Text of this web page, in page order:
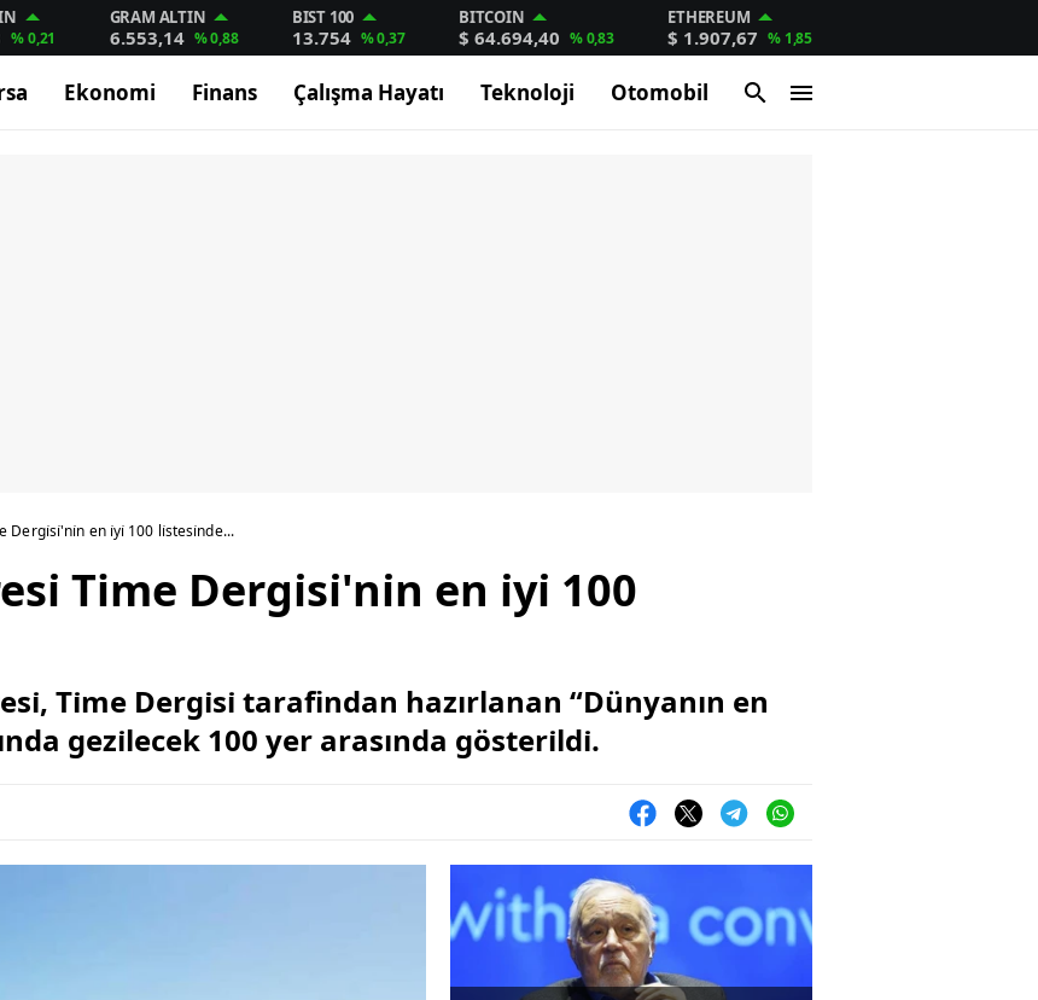
% 0,21
GRAM ALTIN
6.553,14 % 0,88
BIST 100
13.754 % 0,37
BITCOIN
$ 64.694,40 % 0,83
ETHEREUM
$ 1.907,67 % 1,85
Ekonomi Finans Çalışma Hayatı Teknoloji Otomobil
Dergi̇si̇'ni̇n en i̇yi̇ 100 li̇stesi̇nde...
Time Dergi̇si̇'ni̇n en i̇yi̇ 100
Ti̇me Dergi̇si̇ tarafindan hazırlanan “Dünyanın en
gezi̇lecek 100 yer arasında gösteri̇ldi̇.